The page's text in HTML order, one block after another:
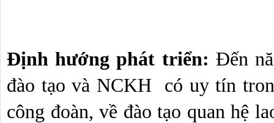
Định hướng phát triển: Đến
đào tạo và NCKH  có uy tín
công đoàn, về đào tạo quan hệ